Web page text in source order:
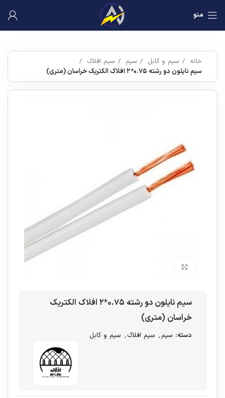
منو
خانه سیم و کابل سیم
سیم افلاک
سیم نایلون دو رشته ۰.۷۵*۲ افلاک الکتریک خراسان (متری)
سیم نایلون دو رشته ۰.۷۵*۲ افلاک الکتریک
خراسان (متری)
دسته: سیم , سیم افلاک , سیم و کابل